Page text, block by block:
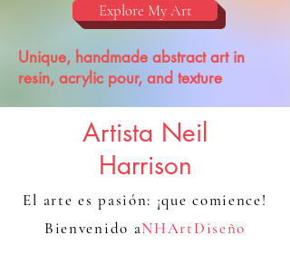
Explore My Art
Unique, handmade abstract art in
resin, acrylic pour, and texture
Artista Neil
Harrison
El arte es pasión: ¡que comience!
Bienvenido aNHArtDiseño